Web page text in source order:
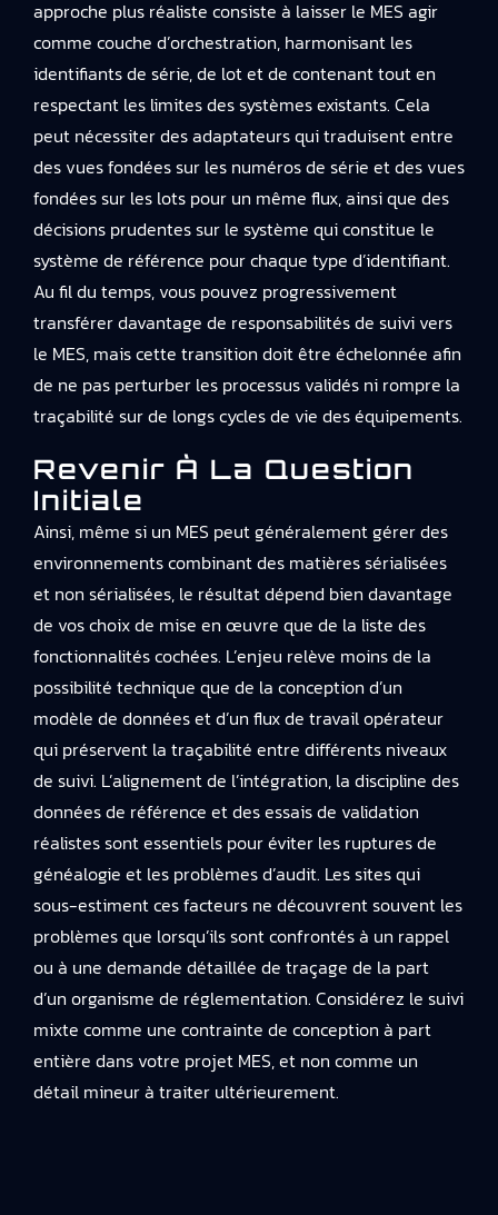
approche plus réaliste consiste à laisser le MES agir
comme couche d’orchestration, harmonisant les
identifiants de série, de lot et de contenant tout en
respectant les limites des systèmes existants. Cela
peut nécessiter des adaptateurs qui traduisent entre
des vues fondées sur les numéros de série et des vues
fondées sur les lots pour un même flux, ainsi que des
décisions prudentes sur le système qui constitue le
système de référence pour chaque type d’identifiant.
Au fil du temps, vous pouvez progressivement
transférer davantage de responsabilités de suivi vers
le MES, mais cette transition doit être échelonnée afin
de ne pas perturber les processus validés ni rompre la
traçabilité sur de longs cycles de vie des équipements.
Revenir À La Question
Initiale
Ainsi, même si un MES peut généralement gérer des
environnements combinant des matières sérialisées
et non sérialisées, le résultat dépend bien davantage
de vos choix de mise en œuvre que de la liste des
fonctionnalités cochées. L’enjeu relève moins de la
possibilité technique que de la conception d’un
modèle de données et d’un flux de travail opérateur
qui préservent la traçabilité entre différents niveaux
de suivi. L’alignement de l’intégration, la discipline des
données de référence et des essais de validation
réalistes sont essentiels pour éviter les ruptures de
généalogie et les problèmes d’audit. Les sites qui
sous-estiment ces facteurs ne découvrent souvent les
problèmes que lorsqu’ils sont confrontés à un rappel
ou à une demande détaillée de traçage de la part
d’un organisme de réglementation. Considérez le suivi
mixte comme une contrainte de conception à part
entière dans votre projet MES, et non comme un
détail mineur à traiter ultérieurement.